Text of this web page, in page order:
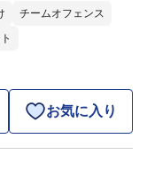
チームオフェンス
お気に入り